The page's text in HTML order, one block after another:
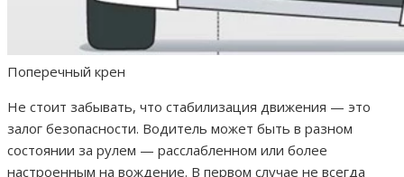
Поперечный крен
Не стоит забывать, что стабилизация движения — это
залог безопасности. Водитель может быть в разном
состоянии за рулем — расслабленном или более
настроенным на вождение. В первом случае не всегда